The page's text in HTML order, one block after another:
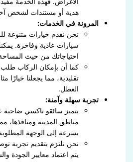
هدية أو مستندات لشخص
المرونة في الخدمات:
نحن نقدم خيارات متنوعة
سيارات عادية وفاخرة.
احتياجاتك من حيث
كما أن بإمكان الركاب
تقليدية، مما يجعلنا خيارًا
العطل.
تجربة سهلة وآمنة:
يتميز سائقو تاكسي ضاحية
مناطق المدينة ومنافذها،
بسرعة إلى الوجهة
نحن نلتزم بتقديم تجربة
يتم اعتماد معايير الجودة